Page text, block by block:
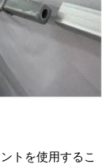
トを使用するこ